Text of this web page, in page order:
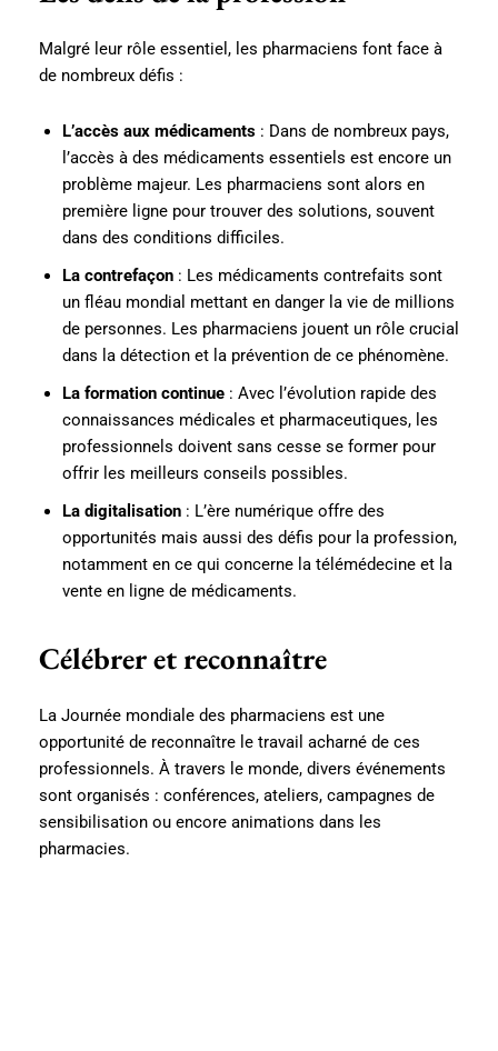
Malgré leur rôle essentiel, les pharmaciens font face à
de nombreux défis :
L’accès aux médicaments : Dans de nombreux pays,
l’accès à des médicaments essentiels est encore un
problème majeur. Les pharmaciens sont alors en
première ligne pour trouver des solutions, souvent
dans des conditions difficiles.
La contrefaçon : Les médicaments contrefaits sont
un fléau mondial mettant en danger la vie de millions
de personnes. Les pharmaciens jouent un rôle crucial
dans la détection et la prévention de ce phénomène.
La formation continue : Avec l’évolution rapide des
connaissances médicales et pharmaceutiques, les
professionnels doivent sans cesse se former pour
offrir les meilleurs conseils possibles.
La digitalisation : L’ère numérique offre des
opportunités mais aussi des défis pour la profession,
notamment en ce qui concerne la télémédecine et la
vente en ligne de médicaments.
Célébrer et reconnaître
La Journée mondiale des pharmaciens est une
opportunité de reconnaître le travail acharné de ces
professionnels. À travers le monde, divers événements
sont organisés : conférences, ateliers, campagnes de
sensibilisation ou encore animations dans les
pharmacies.